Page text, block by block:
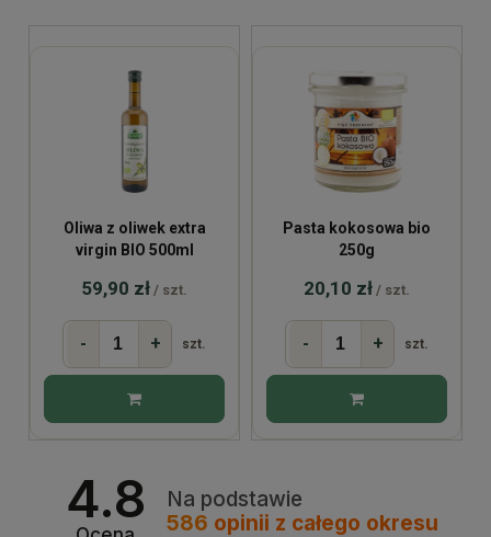
Oliwa z oliwek extra
virgin BIO 500ml
59,90 zł / szt.
- + szt.
Pasta kokosowa bio
250g
20,10 zł / szt.
- + szt.
4.8
Na podstawie
586 opinii z całego okresu